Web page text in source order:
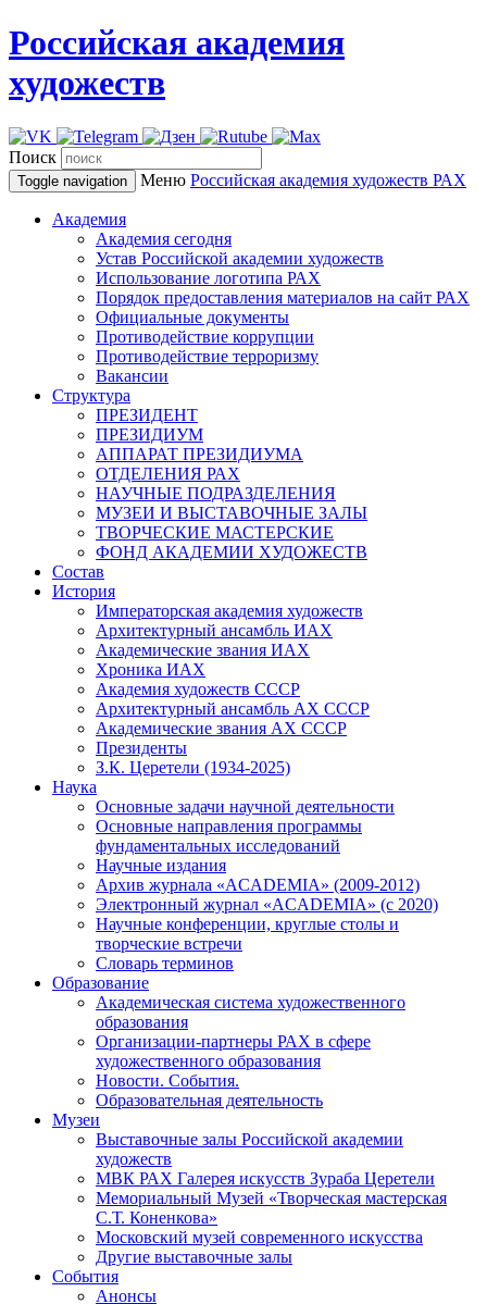
Российская академия
художеств
Поиск
Toggle navigation Меню Российская академия художеств РАХ
Академия
Академия сегодня
Устав Российской академии художеств
Использование логотипа РАХ
Порядок предоставления материалов на сайт РАХ
Официальные документы
Противодействие коррупции
Противодействие терроризму
Вакансии
Структура
ПРЕЗИДЕНТ
ПРЕЗИДИУМ
АППАРАТ ПРЕЗИДИУМА
ОТДЕЛЕНИЯ РАХ
НАУЧНЫЕ ПОДРАЗДЕЛЕНИЯ
МУЗЕИ И ВЫСТАВОЧНЫЕ ЗАЛЫ
ТВОРЧЕСКИЕ МАСТЕРСКИЕ
ФОНД АКАДЕМИИ ХУДОЖЕСТВ
Состав
История
Императорская академия художеств
Архитектурный ансамбль ИАХ
Академические звания ИАХ
Хроника ИАХ
Академия художеств СССР
Архитектурный ансамбль АХ СССР
Академические звания АХ СССР
Президенты
З.К. Церетели (1934-2025)
Наука
Основные задачи научной деятельности
Основные направления программы
фундаментальных исследований
Научные издания
Архив журнала «ACADEMIA» (2009-2012)
Электронный журнал «ACADEMIA» (с 2020)
Научные конференции, круглые столы и
творческие встречи
Словарь терминов
Образование
Академическая система художественного
образования
Организации-партнеры РАХ в сфере
художественного образования
Новости. События.
Образовательная деятельность
Музеи
Выставочные залы Российской академии
художеств
МВК РАХ Галерея искусств Зураба Церетели
Мемориальный Музей «Творческая мастерская
С.Т. Коненкова»
Московский музей современного искусства
Другие выставочные залы
События
Анонсы